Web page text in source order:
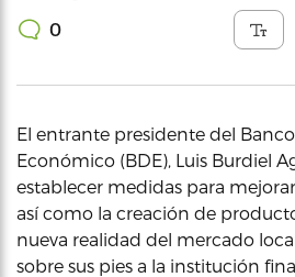
0
El entrante presidente del
Económico (BDE), Luis Burdiel
establecer medidas para
así como la creación de
nueva realidad del mercado
sobre sus pies a la institución